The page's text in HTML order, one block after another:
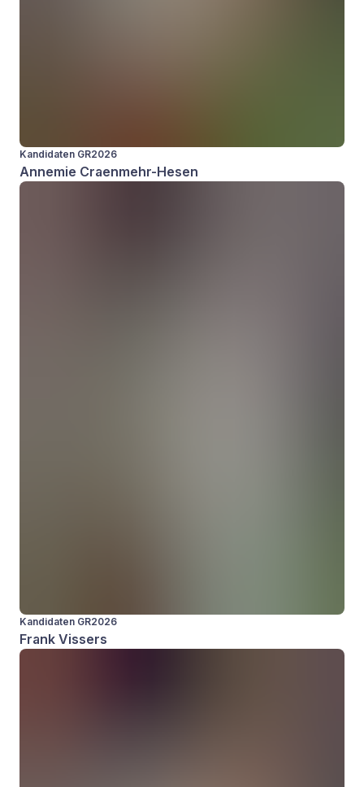
Kandidaten GR2026
Annemie Craenmehr-Hesen
Kandidaten GR2026
Frank Vissers